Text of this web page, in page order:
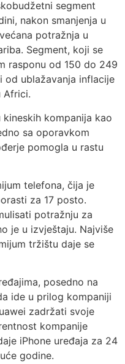
segment
nakon smanjenja u
potražnja u
Segment, koji se
rasponu od 150 do 249
ublažavanja inflacije
Africi.
kompanija kao
sa oporavkom
pomogla u rastu
telefona, čija je
za 17 posto.
potražnju za
je u izvještaju. Najviše
tržištu daje se
posedno na
ide u prilog kompaniji
zadržati svoje
kompanije
iPhone uređaja za 24
godine.